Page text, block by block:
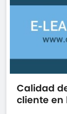
Calidad
cliente en